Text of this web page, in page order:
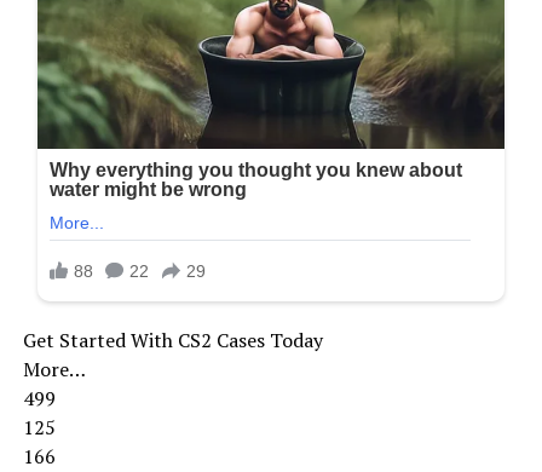
Get Started With CS2 Cases Today
More…
499
125
166